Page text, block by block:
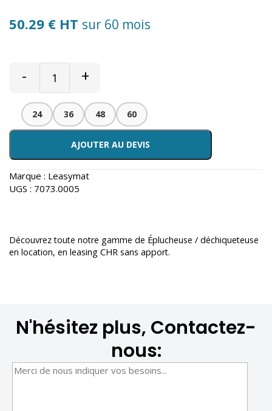
50.29 € HT sur 60 mois
- +
24 36 48 60
AJOUTER AU DEVIS
Marque : Leasymat
UGS : 7073.0005
Découvrez toute notre gamme de Éplucheuse / déchiqueteuse
en location, en leasing CHR sans apport.
N'hésitez plus, Contactez-
nous: